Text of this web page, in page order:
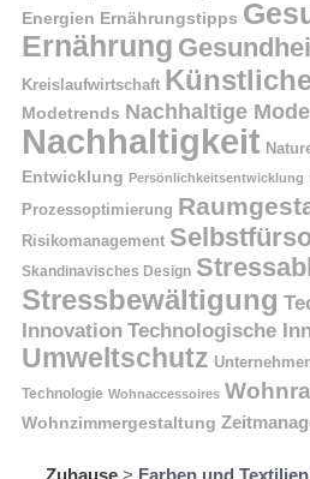
Energien Ernährungstipps
Ernährung
Kreislaufwirtschaft
Modetrends Nachhaltige Mode
Nachhaltigkeit
Entwicklung Persönlichkeitsentwicklung
Prozessoptimierung
Risikomanagement
Skandinavisches Design
Stressbewältigung
Innovation Technologische
Umweltschutz
Technologie Wohnaccessoires
Wohnzimmergestaltung